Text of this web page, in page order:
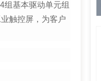
组基本驱动单元组
触控屏，为客户